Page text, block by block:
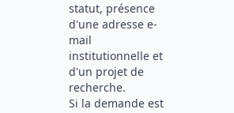
statut, présence
d'une adresse e-
mail
institutionnelle et
d'un projet de
recherche.
Si la demande est